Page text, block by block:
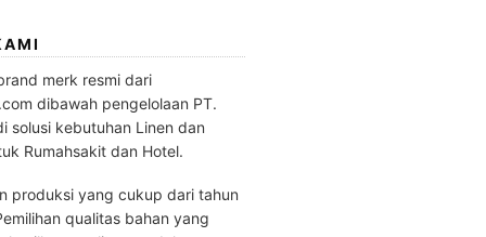
merk resmi dari
dibawah pengelolaan PT.
solusi kebutuhan Linen dan
Rumahsakit dan Hotel.
produksi yang cukup dari tahun
qualitas bahan yang